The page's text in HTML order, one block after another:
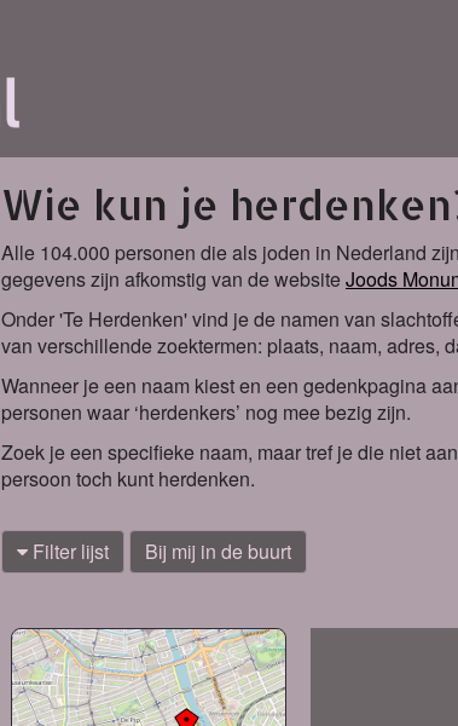
Wie kun je
Alle 104.000 personen die als joden in Nederland
gegevens zijn afkomstig van de websiteJoods
Onder 'Te Herdenken' vind je de namen van
van verschillende zoektermen: plaats, naam, adres,
Wanneer je een naam kiest en een gedenkpagina
personen waar ‘herdenkers’ nog mee bezig zijn.
Zoek je een specifieke naam, maar tref je die niet
persoon toch kunt herdenken.
Filter lijst Bij mij in de buurt